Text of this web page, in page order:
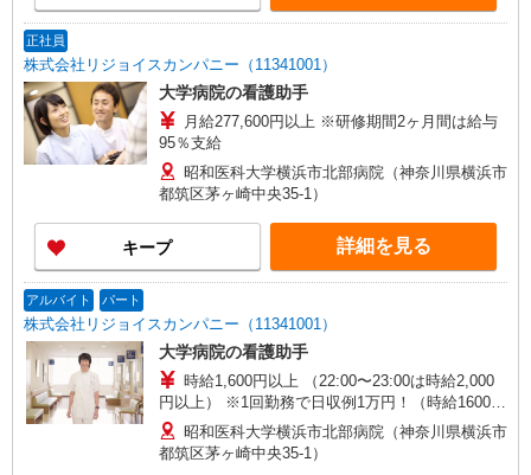
正社員
株式会社リジョイスカンパニー（11341001）
大学病院の看護助手
月給277,600円以上 ※研修期間2ヶ月間は給与
95％支給
昭和医科大学横浜市北部病院（神奈川県横浜市
都筑区茅ヶ崎中央35-1）
キープ 詳細を見る
アルバイト パート
株式会社リジョイスカンパニー（11341001）
大学病院の看護助手
時給1,600円以上 （22:00〜23:00は時給2,000
円以上） ※1回勤務で日収例1万円！（時給1600円
×5時間＋時給2000円×1時間） ※研修期間2ヶ月間
は給与95％支給
昭和医科大学横浜市北部病院（神奈川県横浜市
都筑区茅ヶ崎中央35-1）